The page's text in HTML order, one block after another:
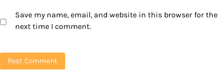
Save my name, email, and website in this browser for the
next time I comment.